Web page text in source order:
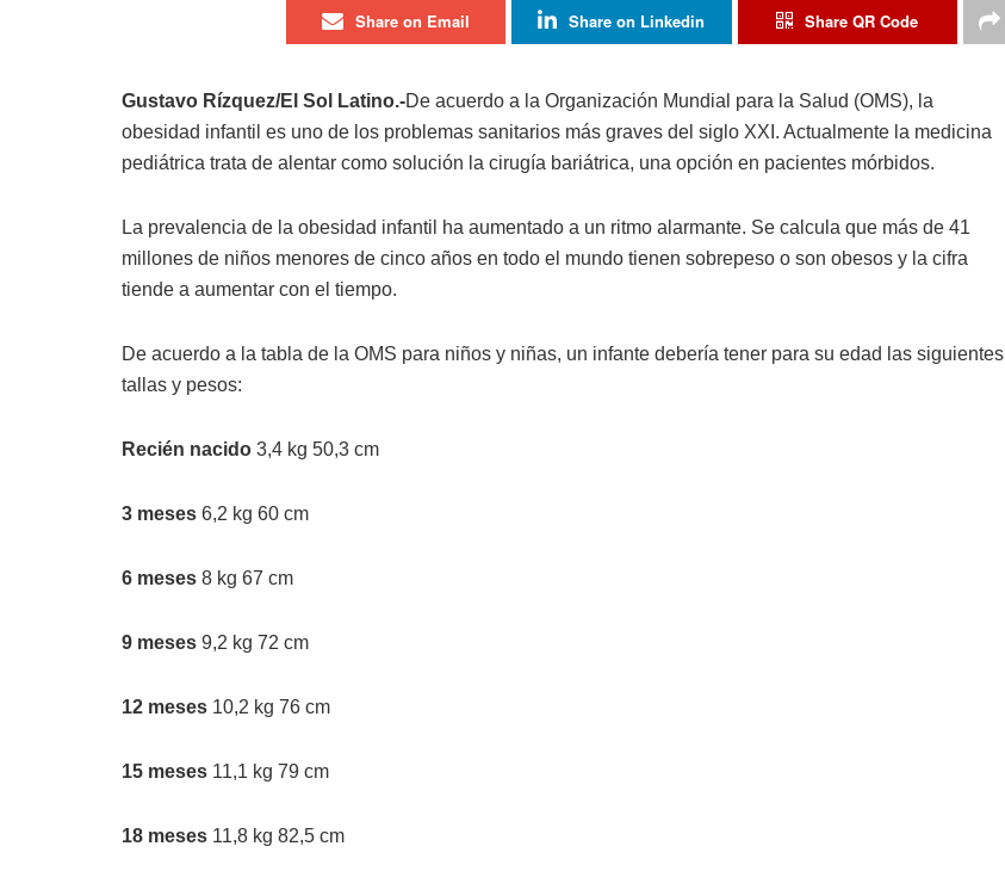
Share on Email Share on Linkedin Share QR Code
Gustavo Rízquez/El Sol Latino.-De acuerdo a la Organización Mundial para la Salud (OMS), la
obesidad infantil es uno de los problemas sanitarios más graves del siglo XXI. Actualmente la medicina
pediátrica trata de alentar como solución la cirugía bariátrica, una opción en pacientes mórbidos.
La prevalencia de la obesidad infantil ha aumentado a un ritmo alarmante. Se calcula que más de 41
millones de niños menores de cinco años en todo el mundo tienen sobrepeso o son obesos y la cifra
tiende a aumentar con el tiempo.
De acuerdo a la tabla de la OMS para niños y niñas, un infante debería tener para su edad las siguientes
tallas y pesos:
Recién nacido 3,4 kg 50,3 cm
3 meses 6,2 kg 60 cm
6 meses 8 kg 67 cm
9 meses 9,2 kg 72 cm
12 meses 10,2 kg 76 cm
15 meses 11,1 kg 79 cm
18 meses 11,8 kg 82,5 cm